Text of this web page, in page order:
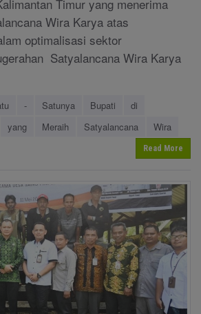
Timur yang menerima
Wira Karya atas
optimalisasi sektor
Satyalancana Wira Karya
- Satunya Bupati
di
yang Meraih Satyalancana
Wira
Read More